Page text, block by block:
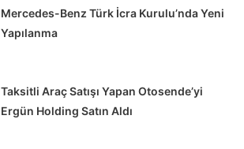
Mercedes-Benz Türk İcra Kurulu’nda Yeni
Yapılanma
Taksitli Araç Satışı Yapan Otosende’yi
Ergün Holding Satın Aldı